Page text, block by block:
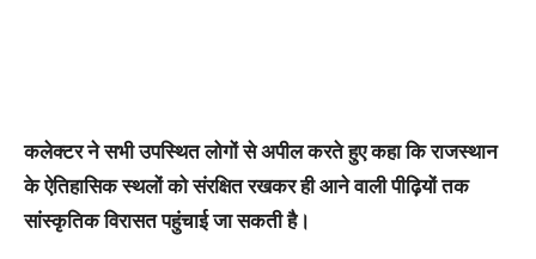
कलेक्टर ने सभी उपस्थित लोगों से अपील करते हुए कहा कि राजस्थान
के ऐतिहासिक स्थलों को संरक्षित रखकर ही आने वाली पीढ़ियों तक
सांस्कृतिक विरासत पहुंचाई जा सकती है।